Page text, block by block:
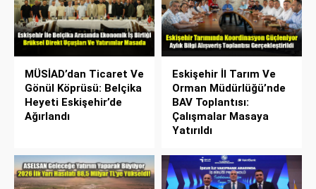
MÜSİAD’dan Ticaret Ve
Gönül Köprüsü: Belçika
Heyeti Eskişehir’de
Ağırlandı
Eskişehir İl Tarım Ve
Orman Müdürlüğü’nde
BAV Toplantısı:
Çalışmalar Masaya
Yatırıldı